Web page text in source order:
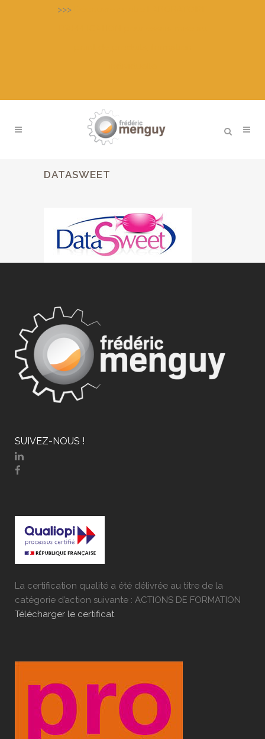
>>>
DATASWEET
SUIVEZ-NOUS !
La certification qualité a été délivrée au titre de la
catégorie d’action suivante : ACTIONS DE FORMATION
Télécharger le certificat